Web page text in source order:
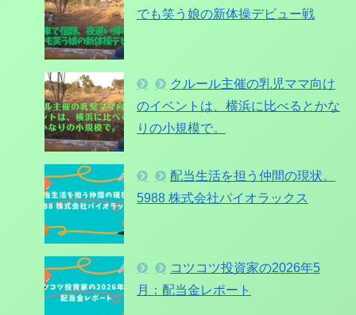
でも笑う娘の新体操デビュー戦
クルール主催の乳児ママ向け
のイベントは、横浜に比べるとかな
りの小規模で。
配当生活を担う仲間の現状。
5988 株式会社パイオラックス
コツコツ投資家の2026年5
月：配当金レポート